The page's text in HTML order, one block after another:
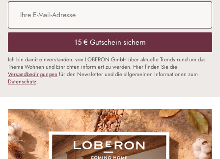
E-Mail-Adresse
15 € Gutschein sichern
Ich bin damit einverstanden, von LOBERON GmbH über aktuelle Trends rund um das
Thema Wohnen und Einrichten informiert zu werden. Hier finden Sie die
Versandbedingungen für den Newsletter und die allgemeinen Informationen zum
Datenschutz.